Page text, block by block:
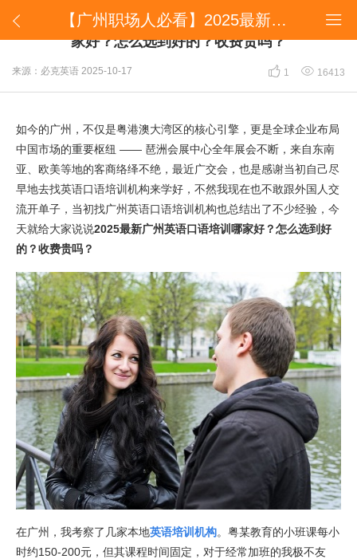
 
【广州职场人必看】2025最新广州英语口语培训哪家好？怎么选到好的？收费贵吗？
【广州职场人必看】2025最新广州英语口语培训哪
家好？怎么选到好的？收费贵吗？
来源：必克英语 2025-10-17  1  16413
如今的广州，不仅是粤港澳大湾区的核心引擎，更是全球企业布局
中国市场的重要枢纽 —— 琶洲会展中心全年展会不断，来自东南
亚、欧美等地的客商络绎不绝，最近广交会，也是感谢当初自己尽
早地去找英语口语培训机构来学好，不然我现在也不敢跟外国人交
流开单子，当初找广州英语口语培训机构也总结出了不少经验，今
天就给大家说说2025最新广州英语口语培训哪家好？怎么选到好
的？收费贵吗？
在广州，我考察了几家本地英语培训机构。粤某教育的小班课每小
时约150-200元，但其课程时间固定，对于经常加班的我极不友